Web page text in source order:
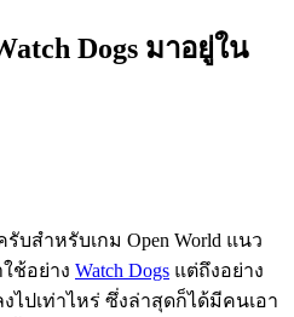
Dogs มาอยู่ใน
สำหรับเกม Open World แนว
ใช้อย่าง Watch Dogs แต่ถึงอย่าง
ไปเท่าไหร่ ซึ่งล่าสุดก็ได้มีคนเอา